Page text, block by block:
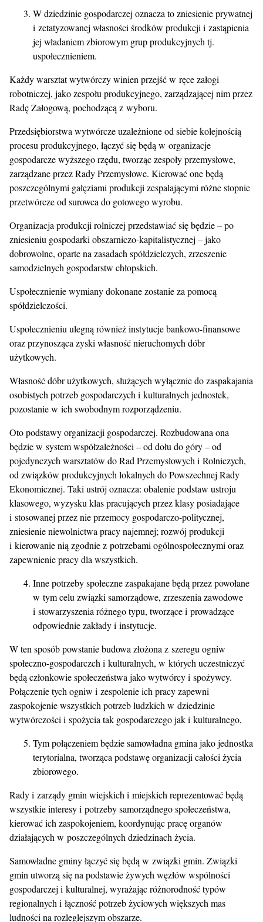
W dziedzinie gospodarczej oznacza to zniesienie prywatnej
i zetatyzowanej własności środków produkcji i zastąpienia
jej władaniem zbiorowym grup produkcyjnych tj.
uspołecznieniem.
Każdy warsztat wytwórczy winien przejść w ręce załogi
robotniczej, jako zespołu produkcyjnego, zarządzającej nim przez
Radę Załogową, pochodzącą z wyboru.
Przedsiębiorstwa wytwórcze uzależnione od siebie kolejnością
procesu produkcyjnego, łączyć się będą w organizacje
gospodarcze wyższego rzędu, tworząc zespoły przemysłowe,
zarządzane przez Rady Przemysłowe. Kierować one będą
poszczególnymi gałęziami produkcji zespalającymi różne stopnie
przetwórcze od surowca do gotowego wyrobu.
Organizacja produkcji rolniczej przedstawiać się będzie – po
zniesieniu gospodarki obszarniczo-kapitalistycznej – jako
dobrowolne, oparte na zasadach spółdzielczych, zrzeszenie
samodzielnych gospodarstw chłopskich.
Uspołecznienie wymiany dokonane zostanie za pomocą
spółdzielczości.
Uspołecznieniu ulegną również instytucje bankowo-finansowe
oraz przynosząca zyski własność nieruchomych dóbr
użytkowych.
Własność dóbr użytkowych, służących wyłącznie do zaspakajania
osobistych potrzeb gospodarczych i kulturalnych jednostek,
pozostanie w ich swobodnym rozporządzeniu.
Oto podstawy organizacji gospodarczej. Rozbudowana ona
będzie w system współzależności – od dołu do góry – od
pojedynczych warsztatów do Rad Przemysłowych i Rolniczych,
od związków produkcyjnych lokalnych do Powszechnej Rady
Ekonomicznej. Taki ustrój oznacza: obalenie podstaw ustroju
klasowego, wyzysku klas pracujących przez klasy posiadające
i stosowanej przez nie przemocy gospodarczo-politycznej,
zniesienie niewolnictwa pracy najemnej; rozwój produkcji
i kierowanie nią zgodnie z potrzebami ogólnospołecznymi oraz
zapewnienie pracy dla wszystkich.
Inne potrzeby społeczne zaspakajane będą przez powołane
w tym celu związki samorządowe, zrzeszenia zawodowe
i stowarzyszenia różnego typu, tworzące i prowadzące
odpowiednie zakłady i instytucje.
W ten sposób powstanie budowa złożona z szeregu ogniw
społeczno-gospodarczch i kulturalnych, w których uczestniczyć
będą członkowie społeczeństwa jako wytwórcy i spożywcy.
Połączenie tych ogniw i zespolenie ich pracy zapewni
zaspokojenie wszystkich potrzeb ludzkich w dziedzinie
wytwórczości i spożycia tak gospodarczego jak i kulturalnego,
Tym połączeniem będzie samowładna gmina jako jednostka
terytorialna, tworząca podstawę organizacji całości życia
zbiorowego.
Rady i zarządy gmin wiejskich i miejskich reprezentować będą
wszystkie interesy i potrzeby samorządnego społeczeństwa,
kierować ich zaspokojeniem, koordynując pracę organów
działających w poszczególnych dziedzinach życia.
Samowładne gminy łączyć się będą w związki gmin. Związki
gmin utworzą się na podstawie żywych węzłów wspólności
gospodarczej i kulturalnej, wyrażając różnorodność typów
regionalnych i łączność potrzeb życiowych większych mas
ludności na rozleglejszym obszarze.